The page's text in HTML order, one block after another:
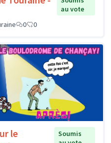
au vote
0 0
le
Soumis